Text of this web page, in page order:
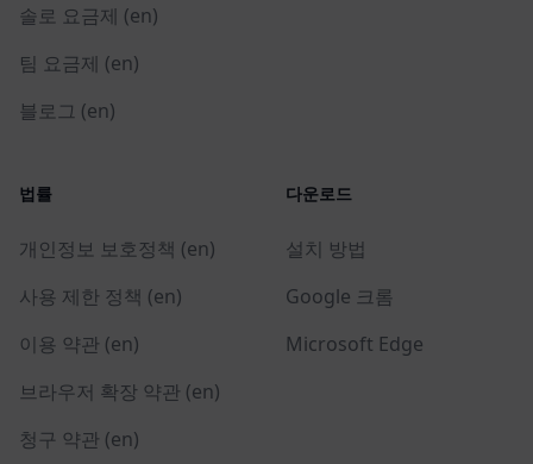
솔로 요금제 (en)
팀 요금제 (en)
블로그 (en)
법률
개인정보 보호정책 (en)
사용 제한 정책 (en)
이용 약관 (en)
브라우저 확장 약관 (en)
청구 약관 (en)
다운로드
설치 방법
Google 크롬
Microsoft Edge